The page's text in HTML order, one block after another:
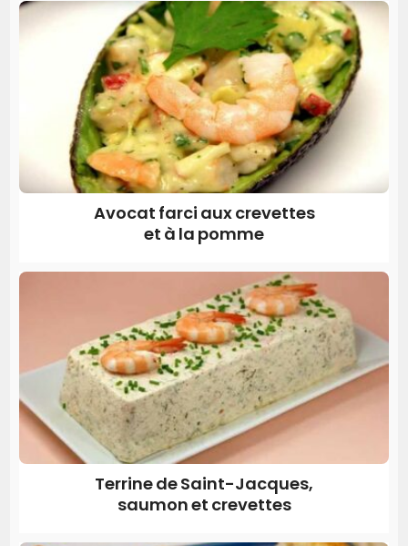
Avocat farci aux crevettes
et à la pomme
Terrine de Saint-Jacques,
saumon et crevettes